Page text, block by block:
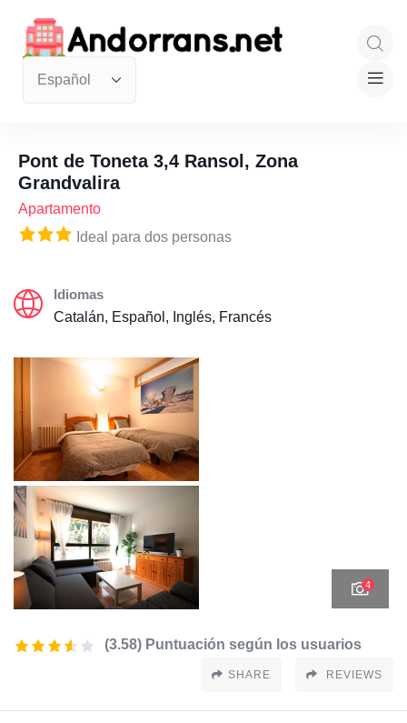
Pont de Toneta 3,4 Ransol, Zona
Grandvalira
Apartamento
Ideal para dos personas
Idiomas
Catalán, Español, Inglés, Francés
4
(3.58) Puntuación según los usuarios
SHARE REVIEWS